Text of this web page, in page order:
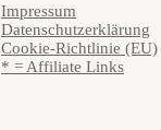
Impressum
Datenschutzerklärung
Cookie-Richtlinie (EU)
* = Affiliate Links